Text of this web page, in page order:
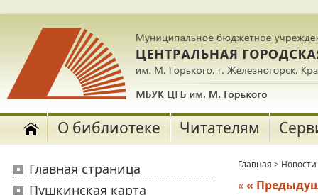
О библиотеке Читателям
Главная страница
Пушкинская карта
Главная > Новости
««